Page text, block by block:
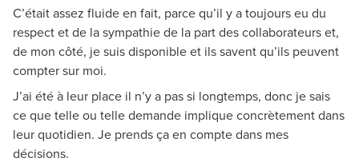
C’était assez fluide en fait, parce qu’il y a toujours eu du
respect et de la sympathie de la part des collaborateurs et,
de mon côté, je suis disponible et ils savent qu’ils peuvent
compter sur moi.
J’ai été à leur place il n’y a pas si longtemps, donc je sais
ce que telle ou telle demande implique concrètement dans
leur quotidien. Je prends ça en compte dans mes
décisions.